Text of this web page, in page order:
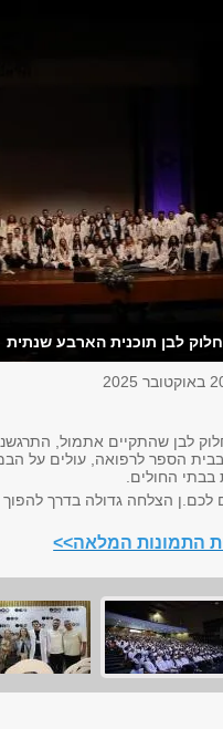
לבן תוכנית הארבע שנתית
2025
לבן שהתקיים אתמול,
הספר לרפואה, עולים על
בבתי החולים.
לכם.ן הצלחה גדולה בדרך
התמונות המלאה>>